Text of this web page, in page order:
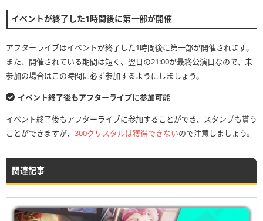
イベントが終了した1時間後に第一部が開催
アフターライブはイベントが終了した1時間後に第一部が開催されます。
また、開催されている期間は短く、翌日の21:00が最終公演日なので、未
参加の場合はこの時間に必ず参加するようにしましょう。
イベント終了後もアフターライブに参加可能
イベント終了後もアフターライブに参加することができ、スタンプも貰う
ことができますが、 300クリスタルは獲得できないので注意しましょう。
関連記事